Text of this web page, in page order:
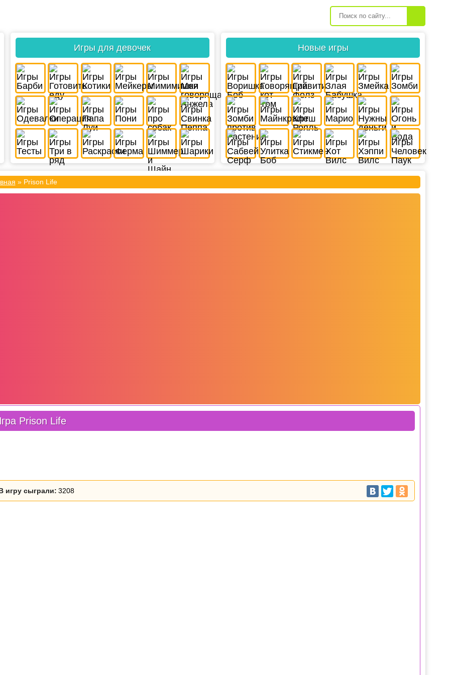
Игры для девочек Новые игры
» Prison Life
Prison Life
игру сыграли: 3208